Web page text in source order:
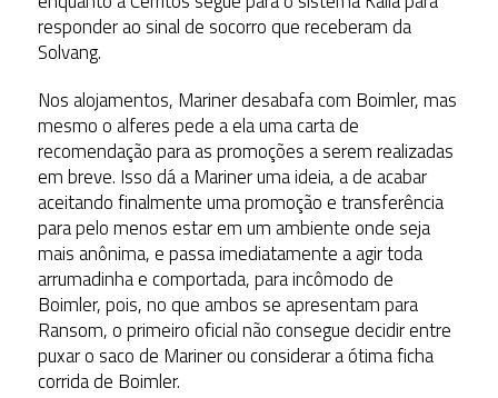
responder ao sinal de socorro que receberam da
Solvang.
Nos alojamentos, Mariner desabafa com Boimler, mas
mesmo o alferes pede a ela uma carta de
recomendação para as promoções a serem realizadas
em breve. Isso dá a Mariner uma ideia, a de acabar
aceitando finalmente uma promoção e transferência
para pelo menos estar em um ambiente onde seja
mais anônima, e passa imediatamente a agir toda
arrumadinha e comportada, para incômodo de
Boimler, pois, no que ambos se apresentam para
Ransom, o primeiro oficial não consegue decidir entre
puxar o saco de Mariner ou considerar a ótima ficha
corrida de Boimler.